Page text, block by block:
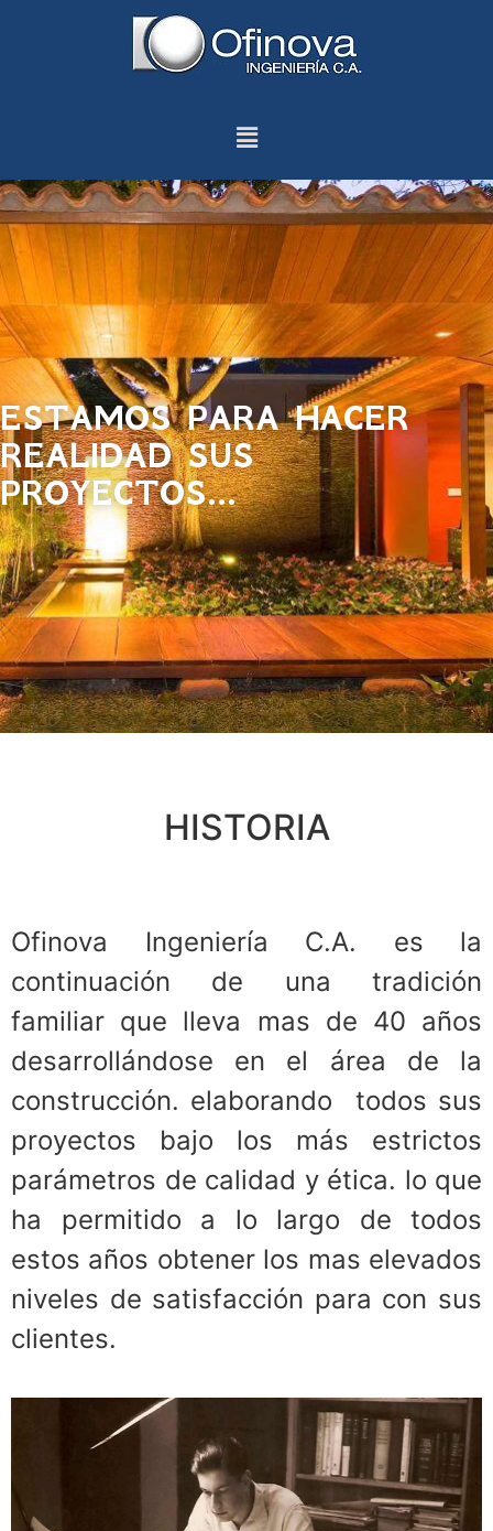
ESTAMOS PARA HACER
REALIDAD SUS
PROYECTOS...
HISTORIA
Ofinova Ingeniería C.A. es la
continuación de una tradición
familiar que lleva mas de 40 años
desarrollándose en el área de la
construcción. elaborando todos sus
proyectos bajo los más estrictos
parámetros de calidad y ética. lo que
ha permitido a lo largo de todos
estos años obtener los mas elevados
niveles de satisfacción para con sus
clientes.